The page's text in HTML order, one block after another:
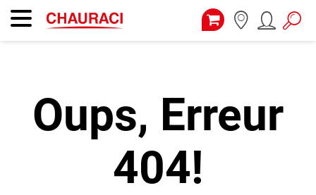
Oups, Erreur
404!